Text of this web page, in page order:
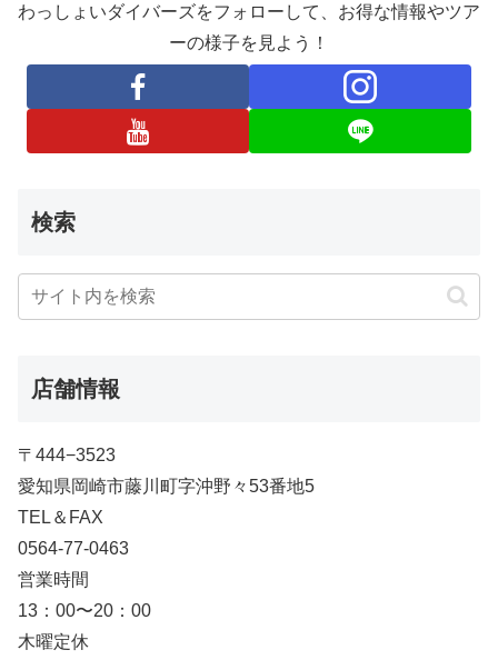
わっしょいダイバーズをフォローして、お得な情報やツア
ーの様子を見よう！
検索
店舗情報
〒444−3523
愛知県岡崎市藤川町字沖野々53番地5
TEL＆FAX
0564-77-0463
営業時間
13：00〜20：00
木曜定休